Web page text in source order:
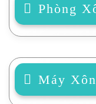
Phòng
Máy